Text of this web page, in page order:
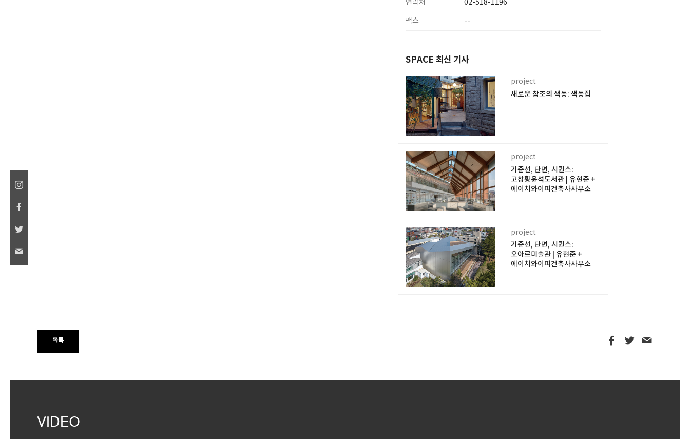
연락처 02-518-1196
팩스 --
SPACE 최신 기사
project
새로운 참조의 색동: 색동집
project
기준선, 단면, 시퀀스:
고창황윤석도서관 | 유현준 +
에이치와이피건축사사무소
project
기준선, 단면, 시퀀스:
오아르미술관 | 유현준 +
에이치와이피건축사사무소
목록
VIDEO